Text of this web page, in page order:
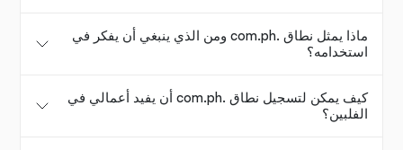
ماذا يمثل نطاق .com.ph ومن الذي ينبغي أن يفكر في
استخدامه؟
كيف يمكن لتسجيل نطاق .com.ph أن يفيد أعمالي في
الفلبين؟